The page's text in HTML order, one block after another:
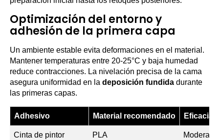
Optimización del entorno y
adhesión de la primera capa
Un ambiente estable evita deformaciones en el material.
Mantener temperaturas entre 20-25°C y baja humedad
reduce contracciones. La nivelación precisa de la cama
asegura uniformidad en la deposición fundida durante
las primeras capas.
Adhesivo Material recomendado Eficacia
Cinta de pintor PLA Moderada